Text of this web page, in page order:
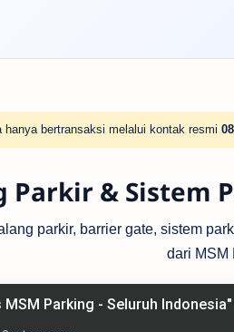
hanya bertransaksi melalui kontak resmi
Parkir & Sistem
parkir, barrier gate, sistem
dari MSM